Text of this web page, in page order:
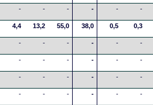
- - - - - -
4,4 13,2 55,0 38,0 0,5 0,3
- - - - - -
- - - - - -
- - - - - -
- - - - - -